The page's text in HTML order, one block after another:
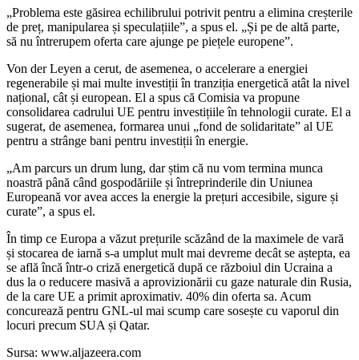
„Problema este găsirea echilibrului potrivit pentru a elimina creșterile
de preț, manipularea și speculațiile”, a spus el. „Și pe de altă parte,
să nu întrerupem oferta care ajunge pe piețele europene”.
Von der Leyen a cerut, de asemenea, o accelerare a energiei
regenerabile și mai multe investiții în tranziția energetică atât la nivel
național, cât și european. El a spus că Comisia va propune
consolidarea cadrului UE pentru investițiile în tehnologii curate. El a
sugerat, de asemenea, formarea unui „fond de solidaritate” al UE
pentru a strânge bani pentru investiții în energie.
„Am parcurs un drum lung, dar știm că nu vom termina munca
noastră până când gospodăriile și întreprinderile din Uniunea
Europeană vor avea acces la energie la prețuri accesibile, sigure și
curate”, a spus el.
În timp ce Europa a văzut prețurile scăzând de la maximele de vară
și stocarea de iarnă s-a umplut mult mai devreme decât se aștepta, ea
se află încă într-o criză energetică după ce războiul din Ucraina a
dus la o reducere masivă a aprovizionării cu gaze naturale din Rusia,
de la care UE a primit aproximativ. 40% din oferta sa. Acum
concurează pentru GNL-ul mai scump care sosește cu vaporul din
locuri precum SUA și Qatar.
Sursa: www.aljazeera.com